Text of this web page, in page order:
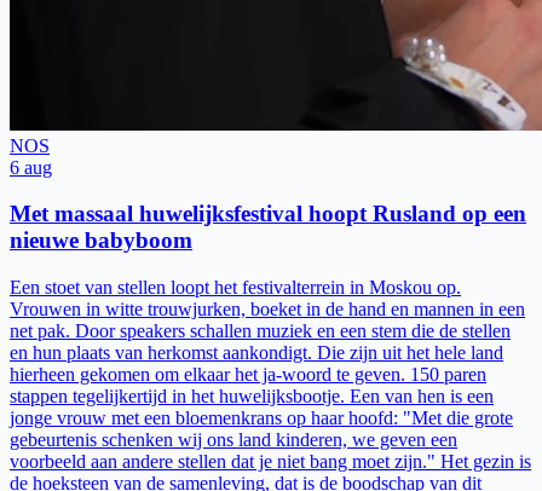
NOS
6 aug
Met massaal huwelijksfestival hoopt Rusland op een
nieuwe babyboom
Een stoet van stellen loopt het festivalterrein in Moskou op.
Vrouwen in witte trouwjurken, boeket in de hand en mannen in een
net pak. Door speakers schallen muziek en een stem die de stellen
en hun plaats van herkomst aankondigt. Die zijn uit het hele land
hierheen gekomen om elkaar het ja-woord te geven. 150 paren
stappen tegelijkertijd in het huwelijksbootje. Een van hen is een
jonge vrouw met een bloemenkrans op haar hoofd: "Met die grote
gebeurtenis schenken wij ons land kinderen, we geven een
voorbeeld aan andere stellen dat je niet bang moet zijn." Het gezin is
de hoeksteen van de samenleving, dat is de boodschap van dit